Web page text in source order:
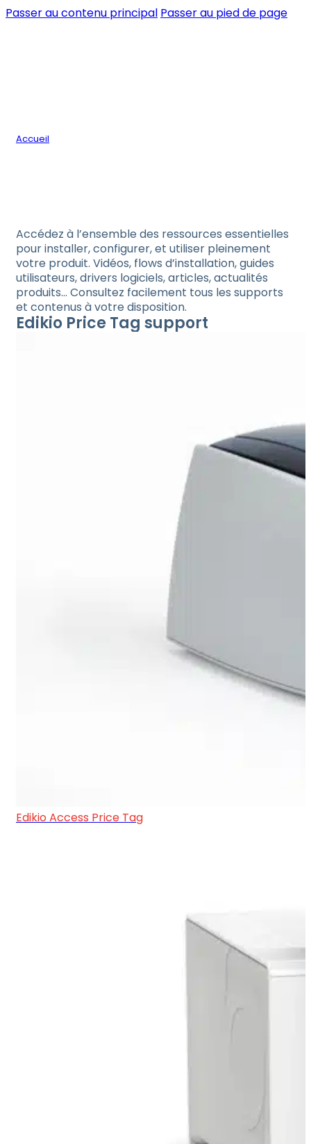
Passer au contenu principal Passer au pied de page
Accueil
Accédez à l’ensemble des ressources essentielles
pour installer, configurer, et utiliser pleinement
votre produit. Vidéos, flows d’installation, guides
utilisateurs, drivers logiciels, articles, actualités
produits… Consultez facilement tous les supports
et contenus à votre disposition.
Edikio Price Tag support
Edikio Access Price Tag